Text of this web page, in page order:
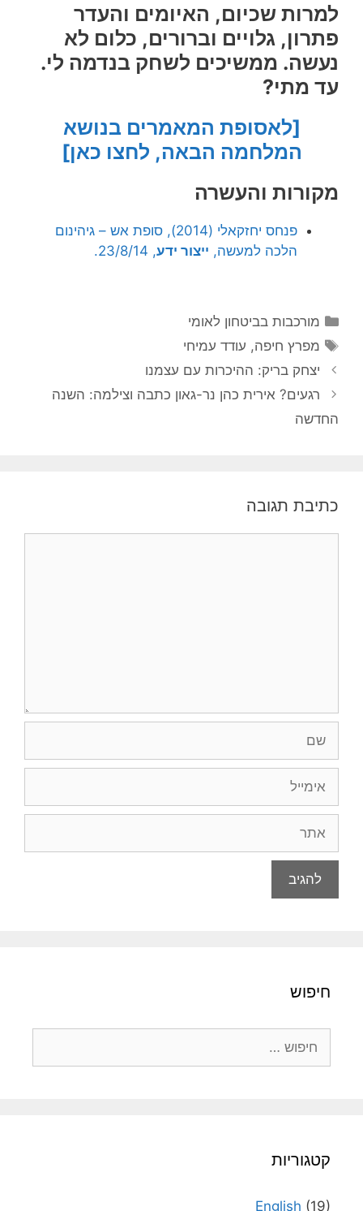
למרות שכיום, האיומים והעדר
פתרון, גלויים וברורים, כלום לא
נעשה. ממשיכים לשחק בנדמה לי.
עד מתי?
[לאסופת המאמרים בנושא
המלחמה הבאה, לחצו כאן]
מקורות והעשרה
פנחס יחזקאלי (2014), סופת אש – גיהינום
הלכה למעשה, ייצור ידע, 23/8/14.
קטגוריות
מורכבות בביטחון לאומי
תגיות
מפרץ חיפה, עודד עמיחי
יצחק בריק: ההיכרות עם עצמנו
רגעים? אירית כהן נר-גאון כתבה וצילמה: השנה
החדשה
כתיבת תגובה
חיפוש
קטגוריות
English (19)